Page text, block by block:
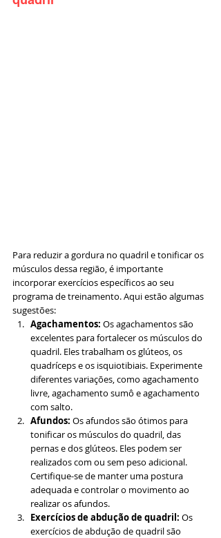
Para reduzir a gordura no quadril e tonificar os
músculos dessa região, é importante
incorporar exercícios específicos ao seu
programa de treinamento. Aqui estão algumas
sugestões:
Agachamentos: Os agachamentos são
excelentes para fortalecer os músculos do
quadril. Eles trabalham os glúteos, os
quadríceps e os isquiotibiais. Experimente
diferentes variações, como agachamento
livre, agachamento sumô e agachamento
com salto.
Afundos: Os afundos são ótimos para
tonificar os músculos do quadril, das
pernas e dos glúteos. Eles podem ser
realizados com ou sem peso adicional.
Certifique-se de manter uma postura
adequada e controlar o movimento ao
realizar os afundos.
Exercícios de abdução de quadril: Os
exercícios de abdução de quadril são